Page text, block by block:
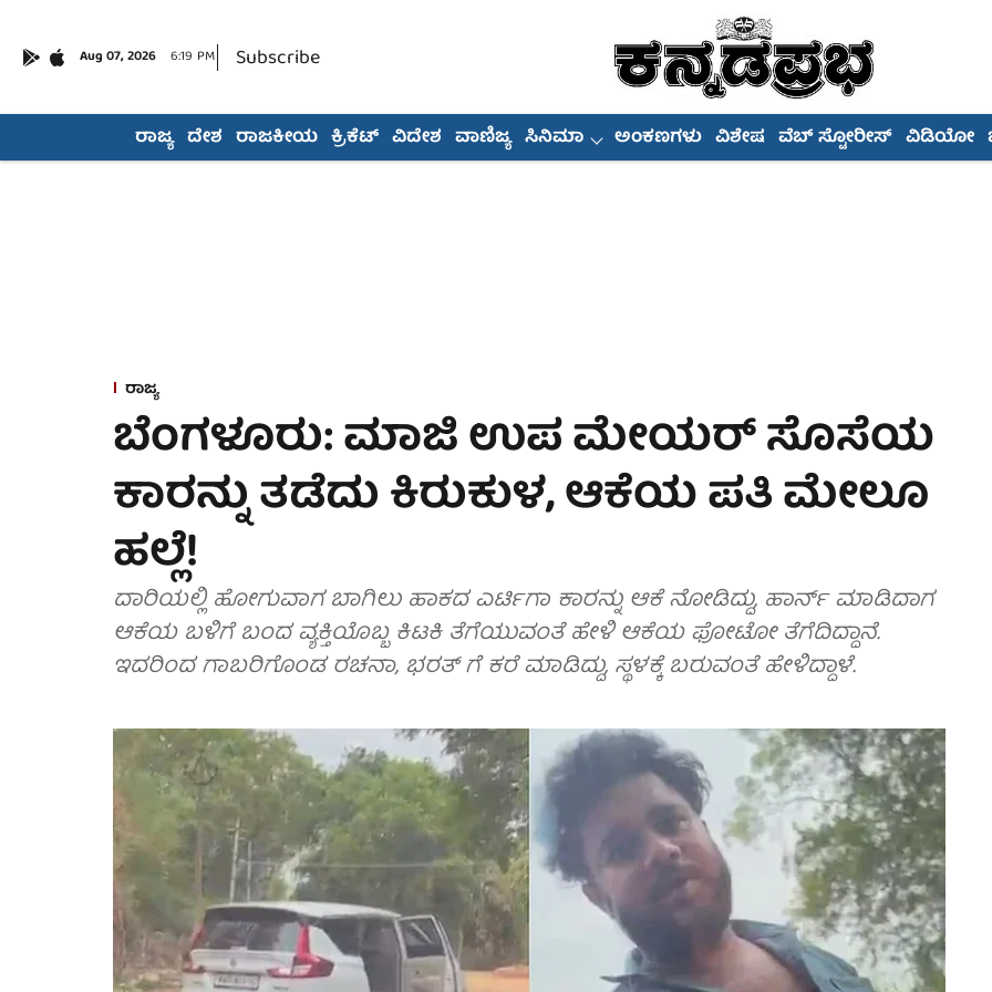
Aug 07, 2026 6:19 PM Subscribe
ರಾಜ್ಯ ದೇಶ ರಾಜಕೀಯ ಕ್ರಿಕೆಟ್ ವಿದೇಶ ವಾಣಿಜ್ಯ ಸಿನಿಮಾ ಅಂಕಣಗಳು ವಿಶೇಷ ವೆಬ್ ಸ್ಟೋರೀಸ್ ವಿಡಿಯೋ
ರಾಜ್ಯ
ಬೆಂಗಳೂರು: ಮಾಜಿ ಉಪ ಮೇಯರ್ ಸೊಸೆಯ
ಕಾರನ್ನು ತಡೆದು ಕಿರುಕುಳ, ಆಕೆಯ ಪತಿ ಮೇಲೂ
ಹಲ್ಲೆ!
ದಾರಿಯಲ್ಲಿ ಹೋಗುವಾಗ ಬಾಗಿಲು ಹಾಕದ ಎರ್ಟಿಗಾ ಕಾರನ್ನು ಆಕೆ ನೋಡಿದ್ದು, ಹಾರ್ನ್ ಮಾಡಿದಾಗ
ಆಕೆಯ ಬಳಿಗೆ ಬಂದ ವ್ಯಕ್ತಿಯೊಬ್ಬ ಕಿಟಕಿ ತೆಗೆಯುವಂತೆ ಹೇಳಿ ಆಕೆಯ ಫೋಟೋ ತೆಗೆದಿದ್ದಾನೆ.
ಇದರಿಂದ ಗಾಬರಿಗೊಂಡ ರಚನಾ, ಭರತ್ ಗೆ ಕರೆ ಮಾಡಿದ್ದು, ಸ್ಥಳಕ್ಕೆ ಬರುವಂತೆ ಹೇಳಿದ್ದಾಳೆ.